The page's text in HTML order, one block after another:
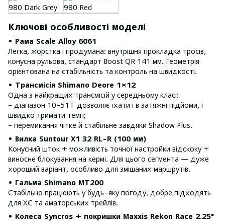
Ключові особливості моделі
• Рама Scale Alloy 6061
Легка, жорстка і продумана: внутрішня прокладка тросів,
конусна рульова, стандарт Boost QR 141 мм. Геометрія
орієнтована на стабільність та контроль на швидкості.
• Трансмісія Shimano Deore 1×12
Одна з найкращих трансмісій у середньому класі:
– діапазон 10–51Т дозволяє їхати і в затяжні підйоми, і
швидко тримати темп;
– перемикання чітке й стабільне завдяки Shadow Plus.
• Вилка Suntour X1 32 RL-R (100 мм)
Конусний шток + можливість точної настройки відскоку +
виносне блокування на кермі. Для цього сегмента — дуже
хороший варіант, особливо для змішаних маршрутів.
• Гальма Shimano MT200
Стабільно працюють у будь-яку погоду, добре підходять
для XC та аматорських трейлів.
• Колеса Syncros + покришки Maxxis Rekon Race 2.25"